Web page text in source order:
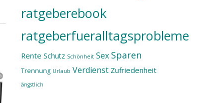
ratgeberebook
ratgeberfueralltagsprobleme
Rente Schutz Schönheit Sex Sparen
Trennung Urlaub Verdienst Zufriedenheit
ängstlich